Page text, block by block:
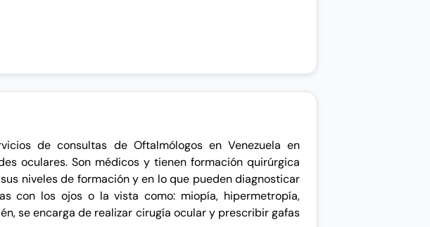
de consultas de Oftalmólogos en Venezuela en
oculares. Son médicos y tienen formación quirúrgica
niveles de formación y en lo que pueden diagnosticar
con los ojos o la vista como: miopía, hipermetropía,
se encarga de realizar cirugía ocular y prescribir gafas